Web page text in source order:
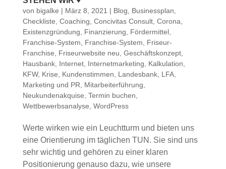
von bigalke | März 8, 2021 | Blog Businessplan
Checkliste Coaching Concivitas Consult, Corona
Existenzgründung
Finanzierung Fördermittel,
Franchise-System
Franchise-System
Friseur-
Franchise
Friseurwebsite neu Geschäftskonzept,
Hausbank, Internet, Internetmarketing Kalkulation
KFW, Krise Kundenstimmen Landesbank, LFA,
Marketing und PR
Mitarbeiterführung
Neukundenakquise Termin buchen
Wettbewerbsanalyse WordPress
Werte wirken wie ein Leuchtturm und bieten uns
eine Orientierung im täglichen TUN. Sie sind uns
sehr wichtig und gehören zu einer klaren
Positionierung genauso dazu, wie unsere